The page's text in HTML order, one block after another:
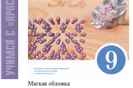
Мягкая обложка